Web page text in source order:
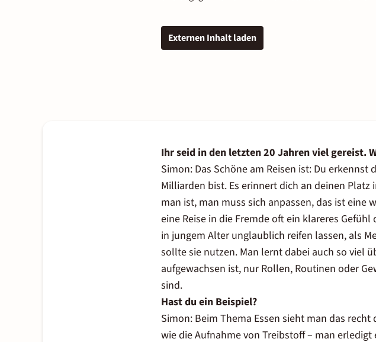
Externen Inhalt laden
Ihr seid in den letzten 20 Jahren viel gereist.
Simon: Das Schöne am Reisen ist: Du
Milliarden bist. Es erinnert dich an deinen Platz
man ist, man muss sich anpassen, das ist
eine Reise in die Fremde oft ein klareres
in jungem Alter unglaublich reifen lassen, als
sollte sie nutzen. Man lernt dabei auch so viel
aufgewachsen ist, nur Rollen, Routinen oder
sind.
Hast du ein Beispiel?
Simon: Beim Thema Essen sieht man das
wie die Aufnahme von Treibstoff – man